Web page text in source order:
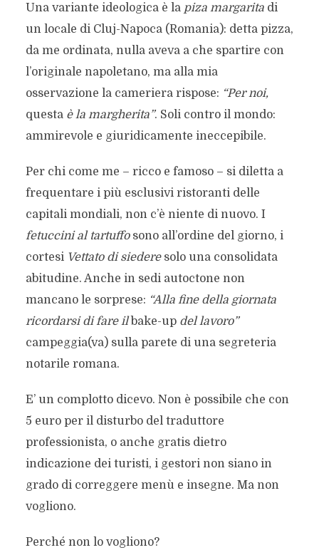
Una variante ideologica è lapiza margaritadi
un locale di Cluj-Napoca (Romania): detta pizza,
da me ordinata, nulla aveva a che spartire con
l’originale napoletano, ma alla mia
osservazione la cameriera rispose: “Per noi,
questaè la margherita”. Soli contro il mondo:
ammirevole e giuridicamente ineccepibile.
Per chi come me – ricco e famoso – si diletta a
frequentare i più esclusivi ristoranti delle
capitali mondiali, non c’è niente di nuovo. I
fetuccini al tartuffosono all’ordine del giorno, i
cortesi Vettato di siederesolo una consolidata
abitudine. Anche in sedi autoctone non
mancano le sorprese: “Alla fine della giornata
ricordarsi di fare il bake-updel lavoro”
campeggia(va) sulla parete di una segreteria
notarile romana.
E’ un complotto dicevo. Non è possibile che con
5 euro per il disturbo del traduttore
professionista, o anche gratis dietro
indicazione dei turisti, i gestori non siano in
grado di correggere menù e insegne. Ma non
vogliono.
Perché non lo vogliono?